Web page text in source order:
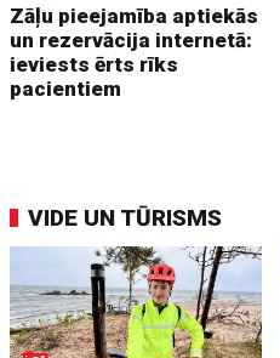
Zāļu pieejamība aptiekās
un rezervācija internetā:
ieviests ērts rīks
pacientiem
VIDE UN TŪRISMS